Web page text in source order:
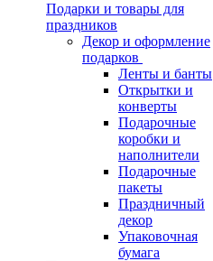
Подарки и товары для
праздников
Декор и оформление
подарков
Ленты и банты
Открытки и
конверты
Подарочные
коробки и
наполнители
Подарочные
пакеты
Праздничный
декор
Упаковочная
бумага